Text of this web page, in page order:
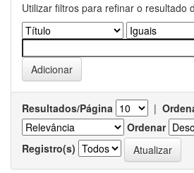
Utilizar filtros para refinar o resultado
Resultados/Página |
Ordenar
Registro(s)